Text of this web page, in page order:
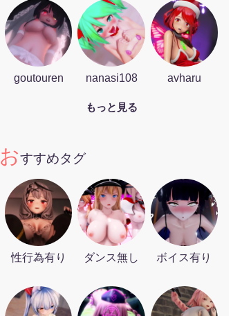
goutouren nanasi108 avharu
もっと見る
おすすめタグ
性行為有り ダンス無し ボイス有り